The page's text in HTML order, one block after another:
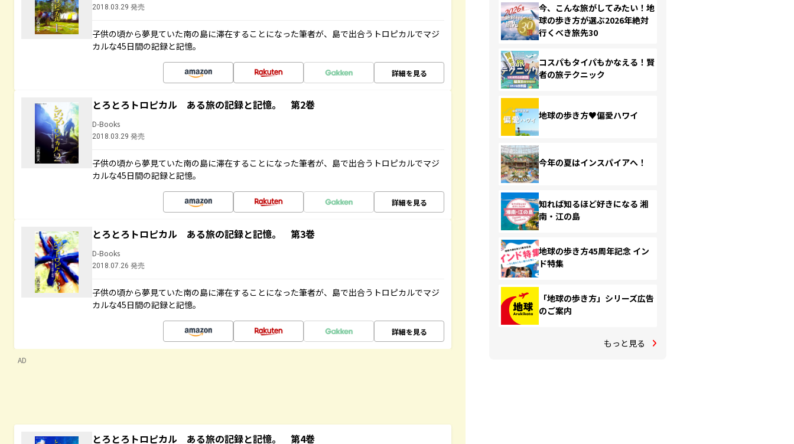
2018.03.29 発売
子供の頃から夢見ていた南の島に滞在することになった筆者が、島で出合うトロピカルでマジ
カルな45日間の記録と記憶。
詳細を見る
とろとろトロピカル ある旅の記録と記憶。 第2巻
D-Books
2018.03.29 発売
子供の頃から夢見ていた南の島に滞在することになった筆者が、島で出合うトロピカルでマジ
カルな45日間の記録と記憶。
詳細を見る
とろとろトロピカル ある旅の記録と記憶。 第3巻
D-Books
2018.07.26 発売
子供の頃から夢見ていた南の島に滞在することになった筆者が、島で出合うトロピカルでマジ
カルな45日間の記録と記憶。
詳細を見る
AD
とろとろトロピカル ある旅の記録と記憶。 第4巻
今、こんな旅がしてみたい！地
球の歩き方が選ぶ2026年絶対
行くべき旅先30
コスパもタイパもかなえる！賢
者の旅テクニック
地球の歩き方♥偏愛ハワイ
今年の夏はインスパイアへ！
知れば知るほど好きになる 湘
南・江の島
地球の歩き方45周年記念 イン
ド特集
「地球の歩き方」シリーズ広告
のご案内
もっと見る